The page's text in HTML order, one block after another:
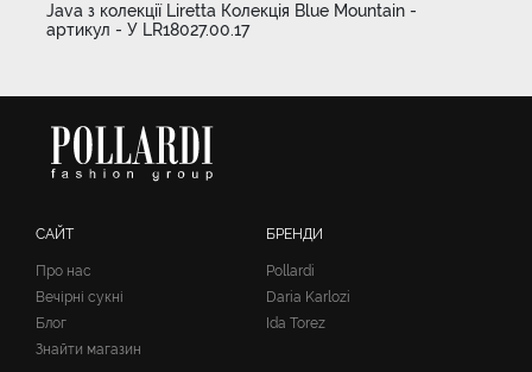
Java з колекції Liretta Колекція Blue Mountain -
артикул - У LR18027.00.17
САЙТ
Про нас
Вечірні сукні
Блог
Знайти магазин
БРЕНДИ
Pollardi
Daria Karlozi
Ida Torez